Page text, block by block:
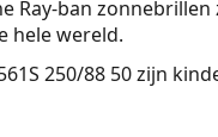
Ray-ban
hele wereld.
250/88 50zijn